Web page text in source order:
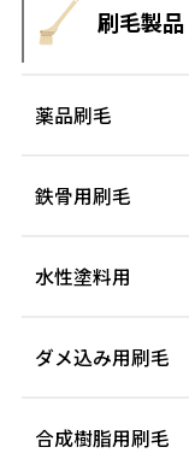
刷毛製品
薬品刷毛
鉄骨用刷毛
水性塗料用
ダメ込み用刷毛
合成樹脂用刷毛